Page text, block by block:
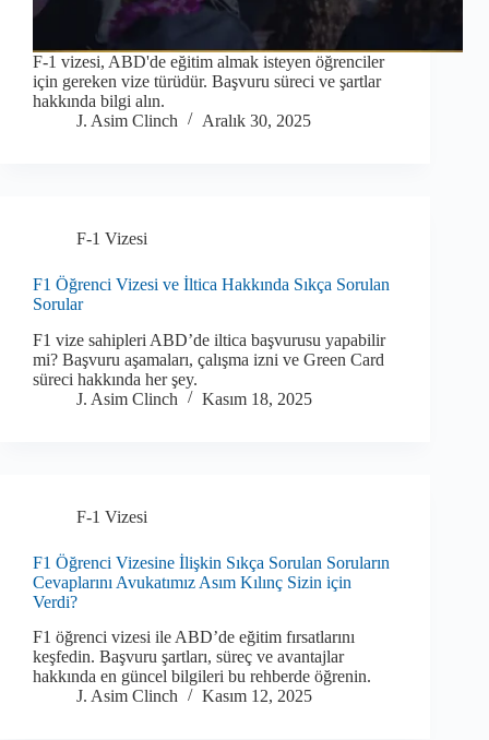
F-1 vizesi, ABD'de eğitim almak isteyen öğrenciler
için gereken vize türüdür. Başvuru süreci ve şartlar
hakkında bilgi alın.
J. Asim Clinch
Aralık 30, 2025
F-1 Vizesi
F1 Öğrenci Vizesi ve İltica Hakkında Sıkça Sorulan
Sorular
F1 vize sahipleri ABD’de iltica başvurusu yapabilir
mi? Başvuru aşamaları, çalışma izni ve Green Card
süreci hakkında her şey.
J. Asim Clinch
Kasım 18, 2025
F-1 Vizesi
F1 Öğrenci Vizesine İlişkin Sıkça Sorulan Soruların
Cevaplarını Avukatımız Asım Kılınç Sizin için
Verdi?
F1 öğrenci vizesi ile ABD’de eğitim fırsatlarını
keşfedin. Başvuru şartları, süreç ve avantajlar
hakkında en güncel bilgileri bu rehberde öğrenin.
J. Asim Clinch
Kasım 12, 2025